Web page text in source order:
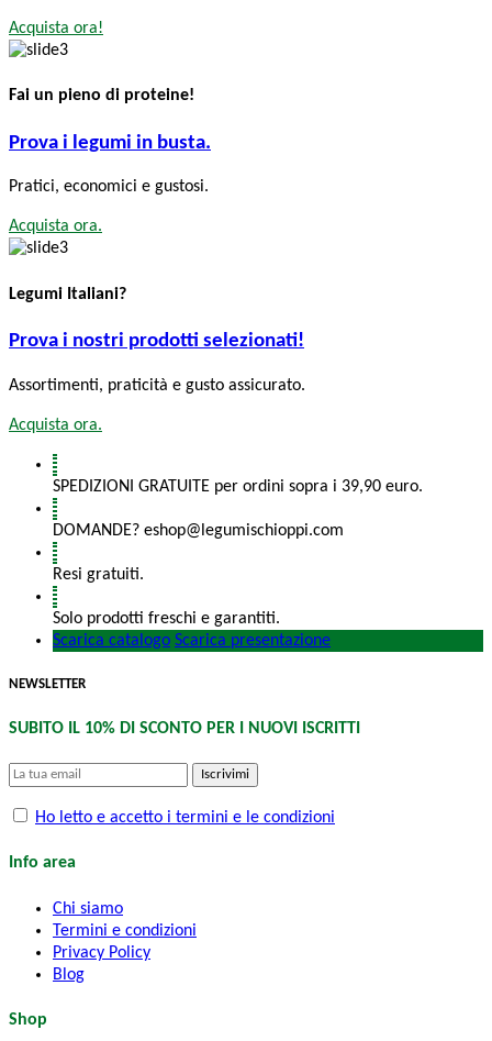
Acquista ora!
Fai un pieno di proteine!
Prova i legumi in busta.
Pratici, economici e gustosi.
Acquista ora.
Legumi Italiani?
Prova i nostri prodotti selezionati!
Assortimenti, praticità e gusto assicurato.
Acquista ora.
SPEDIZIONI GRATUITE per ordini sopra i 39,90 euro.
DOMANDE? eshop@legumischioppi.com
Resi gratuiti.
Solo prodotti freschi e garantiti.
Scarica catalogo Scarica presentazione
NEWSLETTER
SUBITO IL 10% DI SCONTO PER I NUOVI ISCRITTI
Iscrivimi
Ho letto e accetto i termini e le condizioni
Info area
Chi siamo
Termini e condizioni
Privacy Policy
Blog
Shop